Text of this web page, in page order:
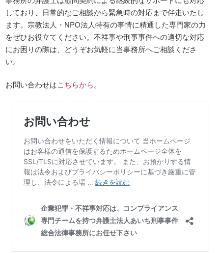
しており、日常的なご相談から緊急時の対応まで伴走いたし
ます。宗教法人・NPO法人特有の事情に精通した専門家の力
をぜひお役立てください。不祥事や刑事事件への適切な対応
にお困りの際は、どうぞお気軽に当事務所へご相談くださ
い。
お問い合わせはこちらから。